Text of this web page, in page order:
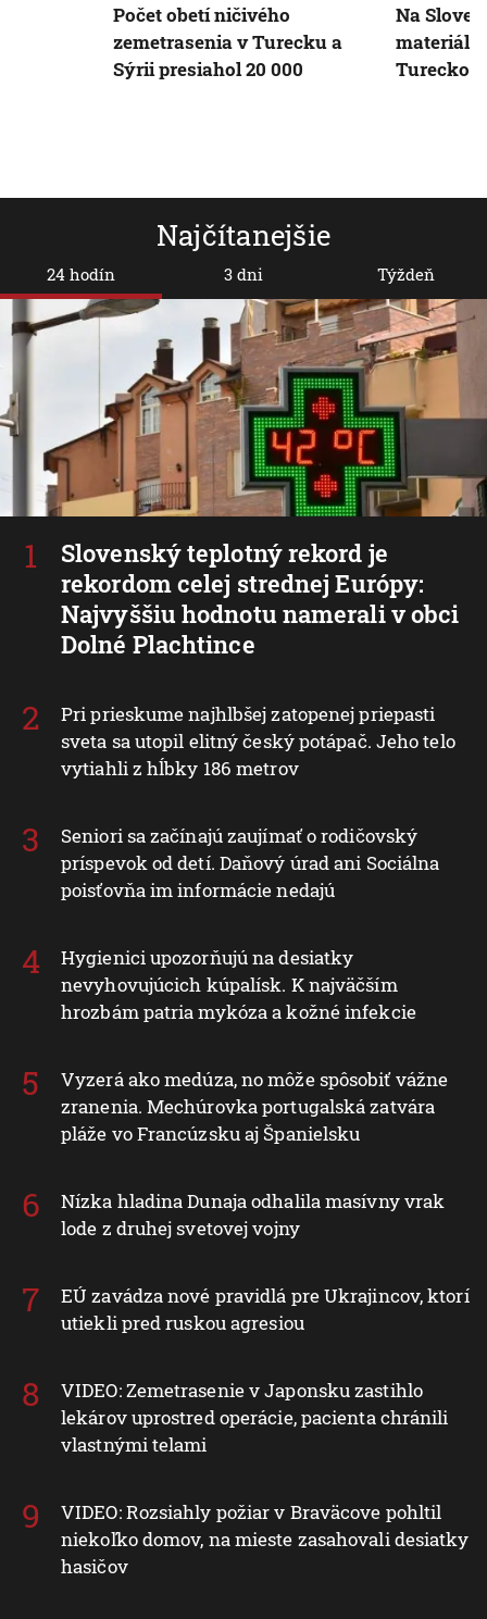
Najčítanejšie
24 hodín
Slovenský teplotný rekord je
rekordom celej strednej Európy:
Najvyššiu hodnotu namerali v obci
Dolné Plachtince
Pri prieskume najhlbšej zatopenej priepasti
sveta sa utopil elitný český potápač. Jeho telo
vytiahli z hĺbky 186 metrov
Seniori sa začínajú zaujímať o rodičovský
príspevok od detí. Daňový úrad ani Sociálna
poisťovňa im informácie nedajú
Hygienici upozorňujú na desiatky
nevyhovujúcich kúpalísk. K najväčším
hrozbám patria mykóza a kožné infekcie
Vyzerá ako medúza, no môže spôsobiť vážne
zranenia. Mechúrovka portugalská zatvára
pláže vo Francúzsku aj Španielsku
Nízka hladina Dunaja odhalila masívny vrak
lode z druhej svetovej vojny
EÚ zavádza nové pravidlá pre Ukrajincov, ktorí
utiekli pred ruskou agresiou
VIDEO: Zemetrasenie v Japonsku zastihlo
lekárov uprostred operácie, pacienta chránili
vlastnými telami
VIDEO: Rozsiahly požiar v Braväcove pohltil
niekoľko domov, na mieste zasahovali desiatky
hasičov
3 dni Týždeň
Počet obetí ničivého
zemetrasenia v Turecku a
Sýrii presiahol 20 000
Na
Turecko